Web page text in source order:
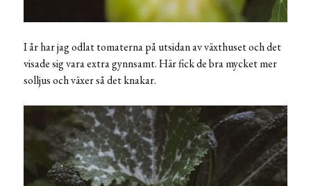
I år har jag odlat tomaterna på utsidan av växthuset och det
visade sig vara extra gynnsamt. Här fick de bra mycket mer
solljus och växer så det knakar.